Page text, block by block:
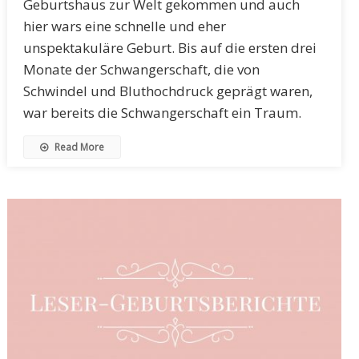
Geburtshaus zur Welt gekommen und auch
hier wars eine schnelle und eher
unspektakuläre Geburt. Bis auf die ersten drei
Monate der Schwangerschaft, die von
Schwindel und Bluthochdruck geprägt waren,
war bereits die Schwangerschaft ein Traum.
Read More